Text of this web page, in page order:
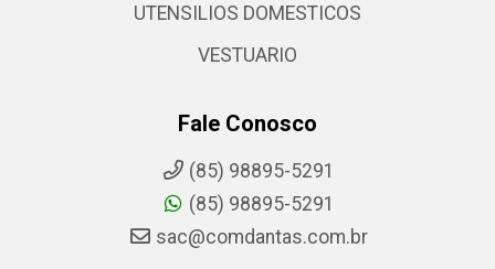
UTENSILIOS DOMESTICOS
VESTUARIO
Fale Conosco
(85) 98895-5291
(85) 98895-5291
sac@comdantas.com.br